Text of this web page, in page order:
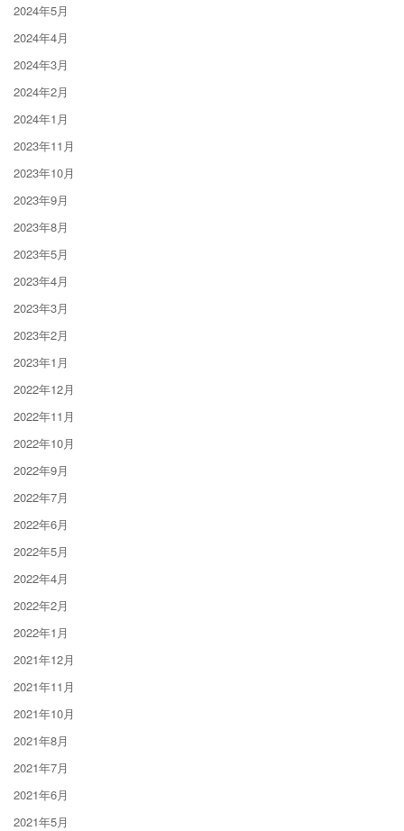
2024年5月
2024年4月
2024年3月
2024年2月
2024年1月
2023年11月
2023年10月
2023年9月
2023年8月
2023年5月
2023年4月
2023年3月
2023年2月
2023年1月
2022年12月
2022年11月
2022年10月
2022年9月
2022年7月
2022年6月
2022年5月
2022年4月
2022年2月
2022年1月
2021年12月
2021年11月
2021年10月
2021年8月
2021年7月
2021年6月
2021年5月